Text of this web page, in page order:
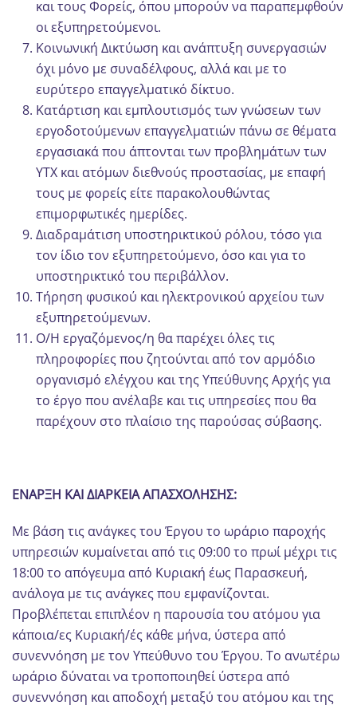
και τους Φορείς, όπου μπορούν να παραπεμφθούν
οι εξυπηρετούμενοι.
Κοινωνική Δικτύωση και ανάπτυξη συνεργασιών
όχι μόνο με συναδέλφους, αλλά και με το
ευρύτερο επαγγελματικό δίκτυο.
Κατάρτιση και εμπλουτισμός των γνώσεων των
εργοδοτούμενων επαγγελματιών πάνω σε θέματα
εργασιακά που άπτονται των προβλημάτων των
YTX και ατόμων διεθνούς προστασίας, με επαφή
τους με φορείς είτε παρακολουθώντας
επιμορφωτικές ημερίδες.
Διαδραμάτιση υποστηρικτικού ρόλου, τόσο για
τον ίδιο τον εξυπηρετούμενο, όσο και για το
υποστηρικτικό του περιβάλλον.
Τήρηση φυσικού και ηλεκτρονικού αρχείου των
εξυπηρετούμενων.
Ο/Η εργαζόμενος/η θα παρέχει όλες τις
πληροφορίες που ζητούνται από τον αρμόδιο
οργανισμό ελέγχου και της Υπεύθυνης Αρχής για
το έργο που ανέλαβε και τις υπηρεσίες που θα
παρέχουν στο πλαίσιο της παρούσας σύβασης.
ΕΝΑΡΞΗ ΚΑΙ ΔΙΑΡΚΕΙΑ ΑΠΑΣΧΟΛΗΣΗΣ:
Με βάση τις ανάγκες του Έργου το ωράριο παροχής
υπηρεσιών κυμαίνεται από τις 09:00 το πρωί μέχρι τις
18:00 το απόγευμα από Κυριακή έως Παρασκευή,
ανάλογα με τις ανάγκες που εμφανίζονται.
Προβλέπεται επιπλέον η παρουσία του ατόμου για
κάποια/ες Κυριακή/ές κάθε μήνα, ύστερα από
συνεννόηση με τον Υπεύθυνο του Έργου. Το ανωτέρω
ωράριο δύναται να τροποποιηθεί ύστερα από
συνεννόηση και αποδοχή μεταξύ του ατόμου και της